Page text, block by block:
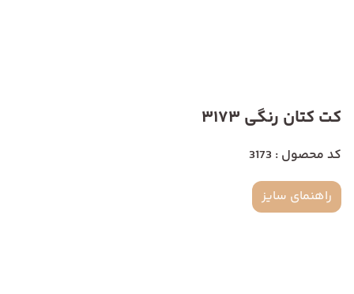
کت کتان رنگی 3173
کد محصول : 3173
راهنمای سایز